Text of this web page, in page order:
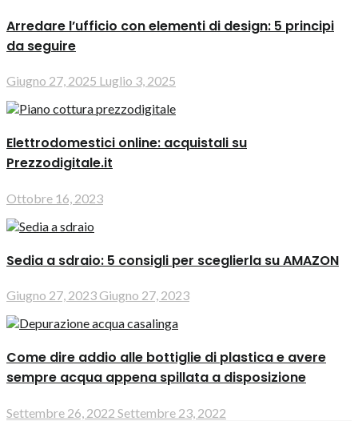
Arredare l’ufficio con elementi di design: 5 principi
da seguire
Giugno 27, 2025 Luglio 3, 2025
Elettrodomestici online: acquistali su
Prezzodigitale.it
Ottobre 16, 2023
Sedia a sdraio: 5 consigli per sceglierla su AMAZON
Giugno 27, 2023Giugno 27, 2023
Come dire addio alle bottiglie di plastica e avere
sempre acqua appena spillata a disposizione
Settembre 26, 2022 Settembre 23, 2022